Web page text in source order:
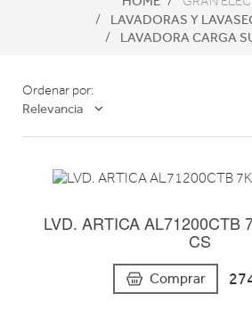
LAVADORAS Y
LAVADORA CARGA
Ordenar por:
Relevancia
LVD. ARTICA AL71200CTB
CS
Comprar